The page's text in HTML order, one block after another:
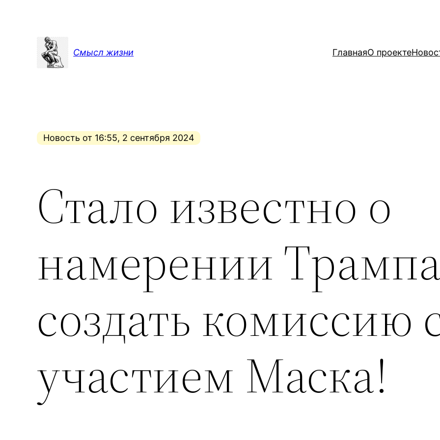
содержимому
Смысл жизни
ГлавнаяО проекте
Новость от 16:55, 2 сентября 2024
Стало известно о
намерении
создать комиссию
участием Маска!